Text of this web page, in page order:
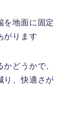
を地面に固定
がります
どうかで、
り、快適さが